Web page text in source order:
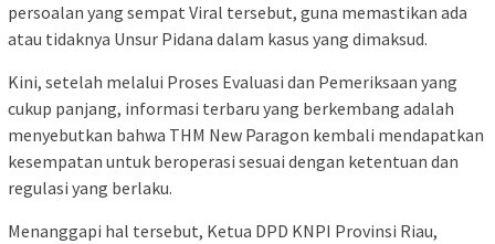
persoalan yang sempat Viral tersebut, guna memastikan ada
atau tidaknya Unsur Pidana dalam kasus yang dimaksud.
Kini, setelah melalui Proses Evaluasi dan Pemeriksaan yang
cukup panjang, informasi terbaru yang berkembang adalah
menyebutkan bahwa THM New Paragon kembali mendapatkan
kesempatan untuk beroperasi sesuai dengan ketentuan dan
regulasi yang berlaku.
Menanggapi hal tersebut, Ketua DPD KNPI Provinsi Riau,